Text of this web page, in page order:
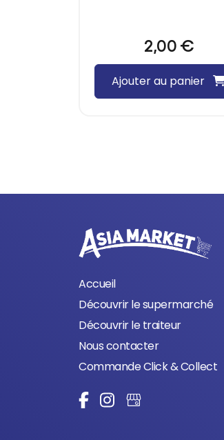
2,00 €
Ajouter au panier
Accueil
Découvrir le supermarché
Découvrir le traiteur
Nous contacter
Commande Click & Collect